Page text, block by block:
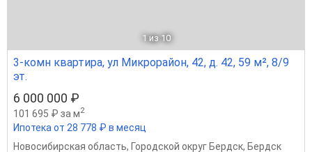
1 из 10
3-комн квартира, ул Микрорайон, 42, д. 42, 59 м², 8/9
эт.
6 000 000 ₽
101 695 ₽ за м2
Ипотека от 28 778 ₽ в месяц
Новосибирская область, Городской округ Бердск, Бердск